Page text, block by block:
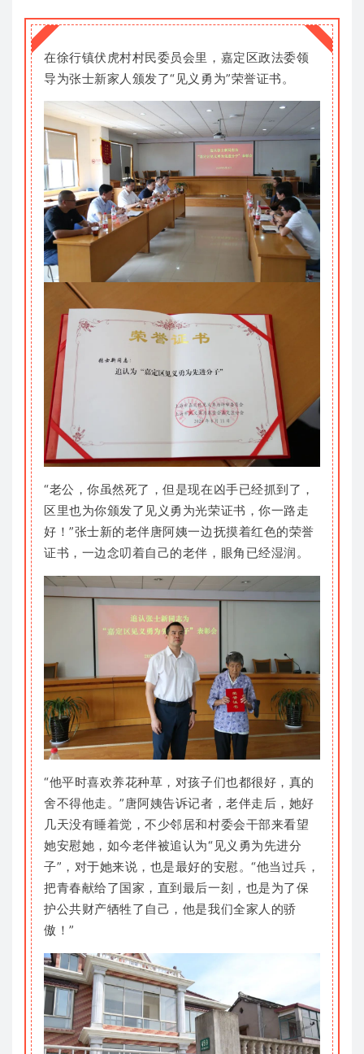
在徐行镇伏虎村村民委员会里，嘉定区政法委领
导为张士新家人颁发了“见义勇为”荣誉证书。
“老公，你虽然死了，但是现在凶手已经抓到了，
区里也为你颁发了见义勇为光荣证书，你一路走
好！”张士新的老伴唐阿姨一边抚摸着红色的荣誉
证书，一边念叨着自己的老伴，眼角已经湿润。
“他平时喜欢养花种草，对孩子们也都很好，真的
舍不得他走。”唐阿姨告诉记者，老伴走后，她好
几天没有睡着觉，不少邻居和村委会干部来看望
她安慰她，如今老伴被追认为“见义勇为先进分
子”，对于她来说，也是最好的安慰。“他当过兵，
把青春献给了国家，直到最后一刻，也是为了保
护公共财产牺牲了自己，他是我们全家人的骄
傲！”